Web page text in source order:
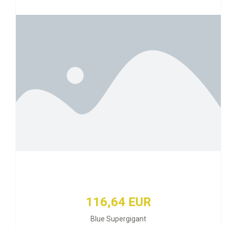
116,64 EUR
Blue Supergigant